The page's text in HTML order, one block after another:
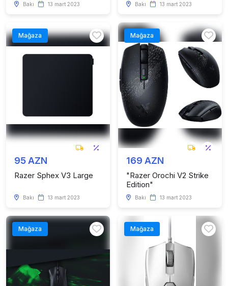
Bakı 13 mart 2023 Bakı 13 mart 2023
Mağaza
95 AZN
Razer Sphex V3 Large
Bakı 13 mart 2023
Mağaza
169 AZN
"Razer Orochi V2 Strike
Edition"
Bakı 13 mart 2023
Mağaza Mağaza